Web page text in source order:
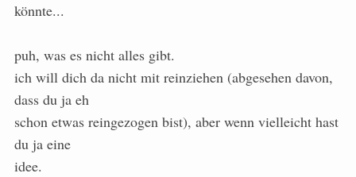
könnte...
puh, was es nicht alles gibt.
ich will dich da nicht mit reinziehen (abgesehen davon,
dass du ja eh
schon etwas reingezogen bist), aber wenn vielleicht hast
du ja eine
idee.